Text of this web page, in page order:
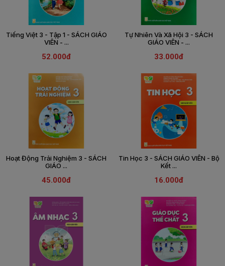
Tiếng Việt 3 - Tập 1 - SÁCH GIÁO
VIÊN - ...
52.000đ
Tự Nhiên Và Xã Hội 3 - SÁCH
GIÁO VIÊN - ...
33.000đ
Hoạt Động Trải Nghiệm 3 - SÁCH
GIÁO ...
45.000đ
Tin Học 3 - SÁCH GIÁO VIÊN - Bộ
Kết ...
16.000đ